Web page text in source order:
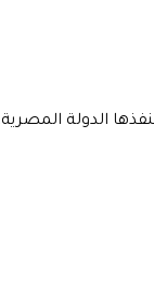
الدولة